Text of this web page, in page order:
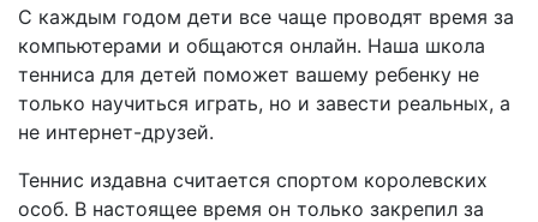
С каждым годом дети все чаще проводят время за
компьютерами и общаются онлайн. Наша школа
тенниса для детей поможет вашему ребенку не
только научиться играть, но и завести реальных, а
не интернет-друзей.
Теннис издавна считается спортом королевских
особ. В настоящее время он только закрепил за